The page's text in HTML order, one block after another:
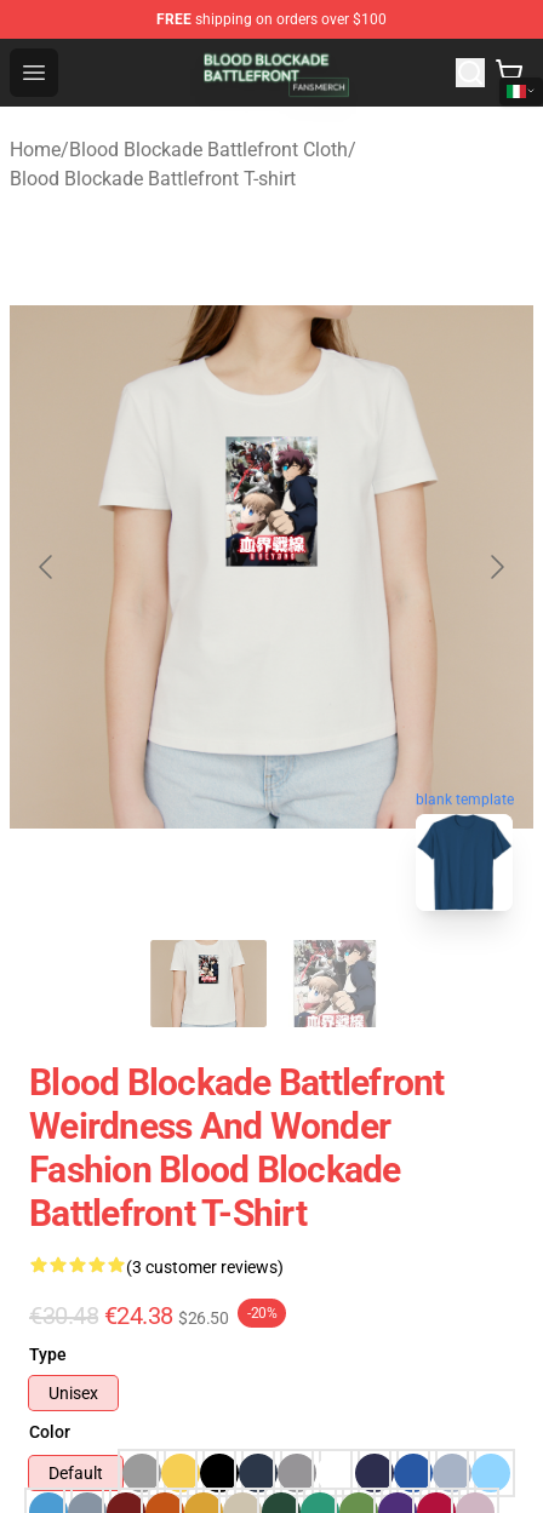
FREE shipping on orders over $100
Open menu
Blood Blockade Battlefront Shop - Official Blood
Home/Blood Blockade Battlefront Cloth/
Blood Blockade Battlefront T-shirt
blank template
Blood Blockade Battlefront
Weirdness And Wonder
Fashion Blood Blockade
Battlefront T-Shirt
(3 customer reviews)
€30.48 €24.38 $26.50 -20%
Type
Unisex
Color
Default